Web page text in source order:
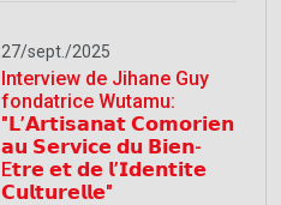
27/sept./2025
Interview de Jihane Guy
fondatrice Wutamu:
"𝗟’𝗔𝗿𝘁𝗶𝘀𝗮𝗻𝗮𝘁 𝗖𝗼𝗺𝗼𝗿𝗶𝗲𝗻
𝗮𝘂 𝗦𝗲𝗿𝘃𝗶𝗰𝗲 𝗱𝘂 𝗕𝗶𝗲𝗻-
E𝘁𝗿𝗲 𝗲𝘁 𝗱𝗲 𝗹’𝗜𝗱𝗲𝗻𝘁𝗶𝘁𝗲
𝗖𝘂𝗹𝘁𝘂𝗿𝗲𝗹𝗹𝗲"